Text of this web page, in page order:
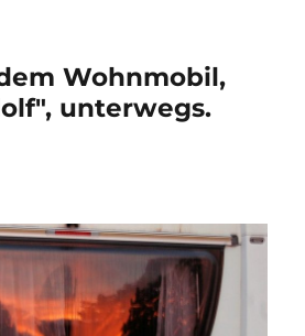
Wohnmobil,
unterwegs.